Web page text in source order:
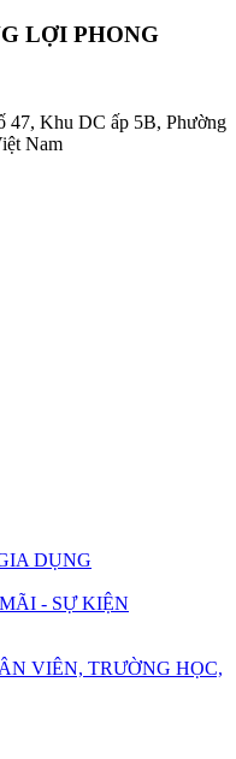
LỢI PHONG
47, Khu DC ấp 5B, Phường
Nam
DỤNG
- SỰ KIỆN
VIÊN, TRƯỜNG HỌC,